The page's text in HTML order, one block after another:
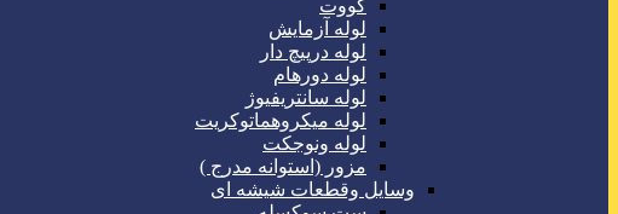
کووت
لوله آزمایش
لوله درپیچ دار
لوله دورهام
لوله سانتریفیوژ
لوله میکروهماتوکریت
لوله ونوجکت
مزور (استوانه مدرج )
وسایل وقطعات شیشه ای